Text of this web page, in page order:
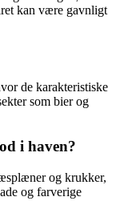
kan være gavnligt
de karakteristiske
som bier og
i haven?
og krukker,
og farverige